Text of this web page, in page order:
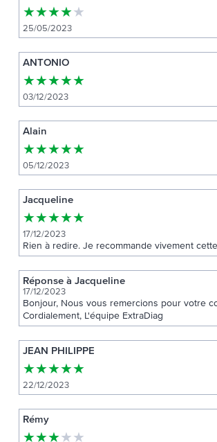
★★★★★
25/05/2023
ANTONIO
★★★★★
03/12/2023
Alain
★★★★★
05/12/2023
Jacqueline
★★★★★
17/12/2023
Rien à redire. Je recommande vivement
Réponse à Jacqueline
17/12/2023
Bonjour, Nous vous remercions pour votre
Cordialement, L'équipe ExtraDiag
JEAN PHILIPPE
★★★★★
22/12/2023
Rémy
★★★★★